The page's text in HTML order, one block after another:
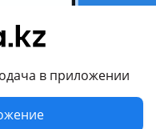
в приложении
привод